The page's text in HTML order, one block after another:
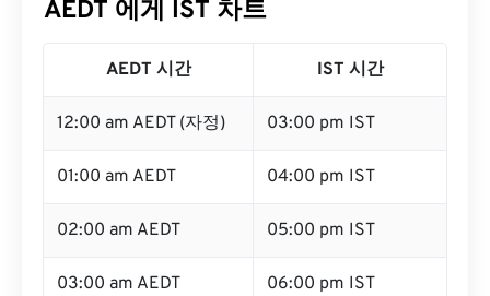
AEDT 에게 IST 차트
AEDT 시간 IST 시간
12:00 am AEDT (자정) 03:00 pm IST
01:00 am AEDT 04:00 pm IST
02:00 am AEDT 05:00 pm IST
03:00 am AEDT 06:00 pm IST